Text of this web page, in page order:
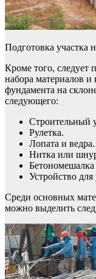
Подготовка участка
Кроме того, следует
набора материалов и
фундамента на
следующего:
Строительный
Рулетка.
Лопата и ведра.
Нитка или
Бетономешалка
Устройство
Среди основных
можно выделить